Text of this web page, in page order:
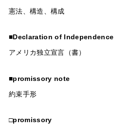
憲法、構造、構成
■ Declaration of Independence
アメリカ独立宣言（書）
■promissory note
約束手形
□promissory